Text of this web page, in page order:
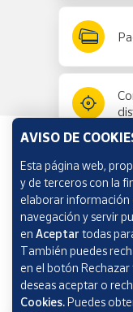
Información y
Correos Market
AVISO DE
Esta página web,
y de terceros con la
elaborar información
navegación y servir
en Aceptar todas
También puedes
en el botón
deseas aceptar o
Cookies.Puedes